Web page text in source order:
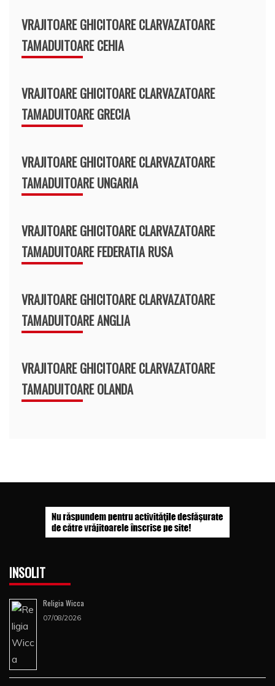
VRAJITOARE GHICITOARE CLARVAZATOARE
TAMADUITOARE CEHIA
VRAJITOARE GHICITOARE CLARVAZATOARE
TAMADUITOARE GRECIA
VRAJITOARE GHICITOARE CLARVAZATOARE
TAMADUITOARE UNGARIA
VRAJITOARE GHICITOARE CLARVAZATOARE
TAMADUITOARE FEDERATIA RUSA
VRAJITOARE GHICITOARE CLARVAZATOARE
TAMADUITOARE ANGLIA
VRAJITOARE GHICITOARE CLARVAZATOARE
TAMADUITOARE OLANDA
INSOLIT
Religia Wicca
07/08/2026